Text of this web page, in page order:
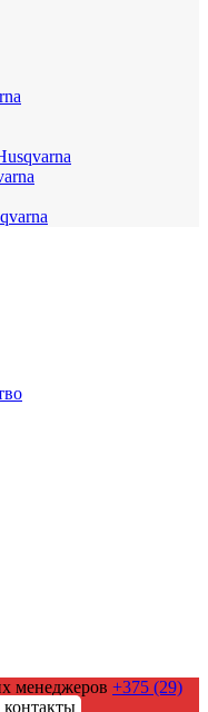
менеджеров +375 (29)